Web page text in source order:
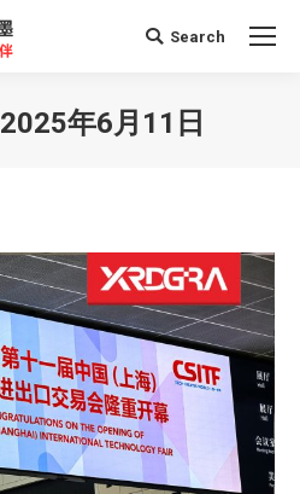
Search:
Search
2025年6月11日